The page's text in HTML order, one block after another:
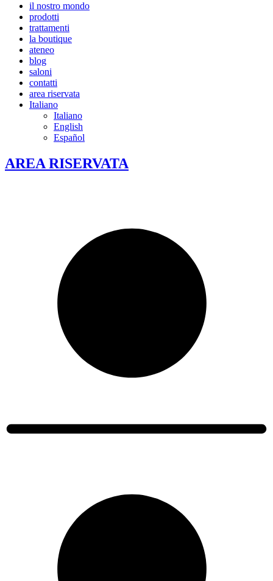
il nostro mondo
prodotti
trattamenti
la boutique
ateneo
blog
saloni
contatti
area riservata
Italiano
Italiano
English
Español
AREA RISERVATA